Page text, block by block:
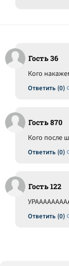
Гость 36
Ответить (0)
Кого
Гость 870
Ответить (0)
Кого после
Гость 122
Ответить (0)